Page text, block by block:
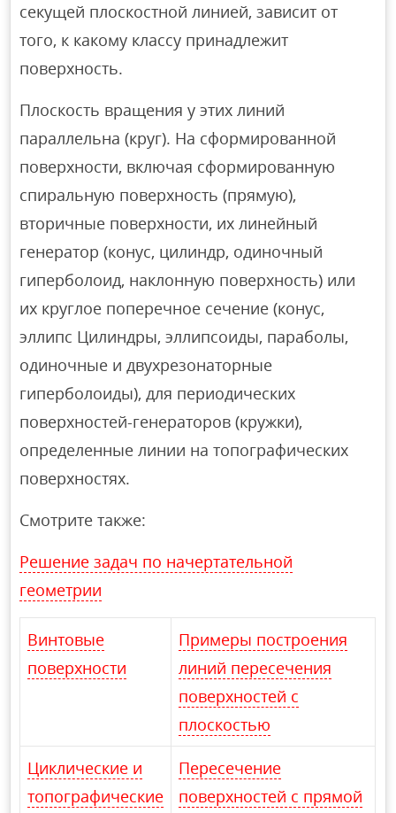
секущей плоскостной линией, зависит от
того, к какому классу принадлежит
поверхность.
Плоскость вращения у этих линий
параллельна (круг). На сформированной
поверхности, включая сформированную
спиральную поверхность (прямую),
вторичные поверхности, их линейный
генератор (конус, цилиндр, одиночный
гиперболоид, наклонную поверхность) или
их круглое поперечное сечение (конус,
эллипс Цилиндры, эллипсоиды, параболы,
одиночные и двухрезонаторные
гиперболоиды), для периодических
поверхностей-генераторов (кружки),
определенные линии на топографических
поверхностях.
Смотрите также:
Решение задач по начертательной
геометрии
Винтовые
поверхности
Примеры построения
линий пересечения
поверхностей с
плоскостью
Циклические и
топографические
Пересечение
поверхностей с прямой